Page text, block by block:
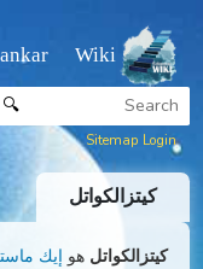
Eckankar Wiki
Sitemap